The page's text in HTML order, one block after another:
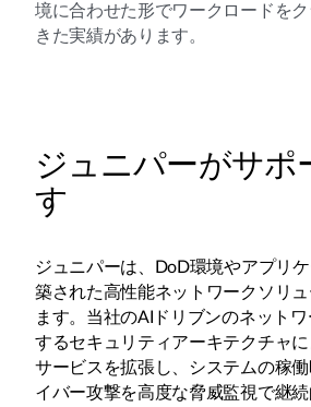
境に合わせた形でワークロードを
きた実績があります。
ジュニパーがサポ
す
ジュニパーは、DoD環境やアプリ
築された高性能ネットワークソリ
ます。当社のAIドリブンのネット
するセキュリティアーキテクチャ
サービスを拡張し、システムの稼
イバー攻撃を高度な脅威監視で継